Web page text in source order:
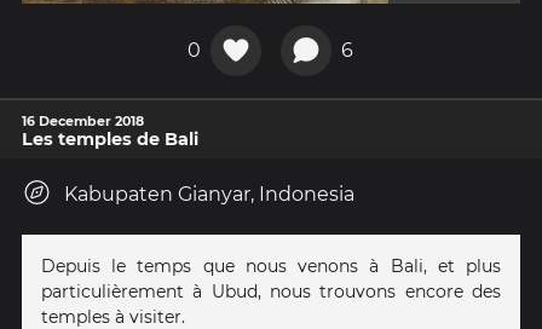
0 6
16 December 2018
Les temples de Bali
Kabupaten Gianyar, Indonesia
Depuis le temps que nous venons à Bali, et plus
particulièrement à Ubud, nous trouvons encore des
temples à visiter.